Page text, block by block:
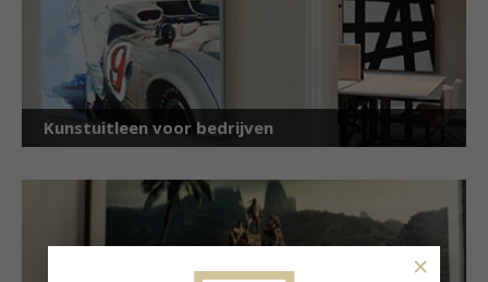
Kunstuitleen voor bedrijven
×